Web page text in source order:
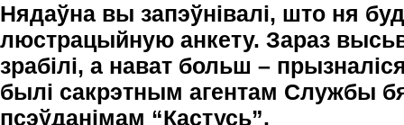
Нядаўна вы запэўнівалі, што ня
люстрацыйную анкету. Зараз
зрабілі, а нават больш –
былі сакрэтным агентам Службы
псэўданімам “Кастусь”.